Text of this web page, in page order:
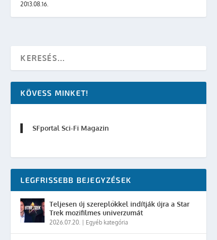
2013.08.16.
KÖVESS MINKET!
SFportal Sci-Fi Magazin
LEGFRISSEBB BEJEGYZÉSEK
Teljesen új szereplőkkel indítják újra a Star
Trek mozifilmes univerzumát
2026.07.20. Egyéb kategória